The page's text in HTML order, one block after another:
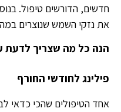
חדשים, הדורשים טיפול.
את נזקי השמש שנוצרים
הנה כל מה שצריך לדעת
פילינג לחודשי החורף
אחד הטיפולים שהכי כדאי